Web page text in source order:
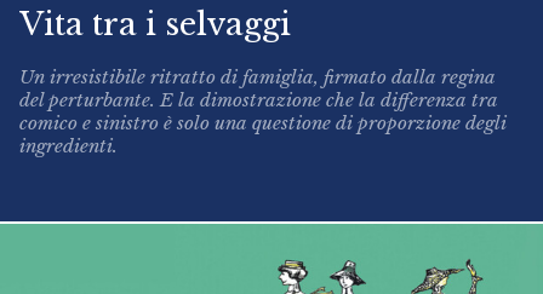
Vita tra i selvaggi
Un irresistibile ritratto di famiglia, firmato dalla regina
del perturbante. E la dimostrazione che la differenza tra
comico e sinistro è solo una questione di proporzione degli
ingredienti.